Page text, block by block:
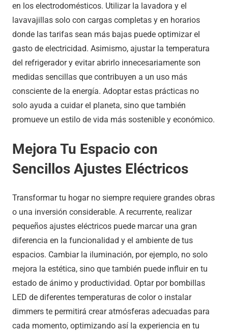
en los electrodomésticos. Utilizar la lavadora y el
lavavajillas solo con cargas completas y en horarios
donde las tarifas sean más bajas puede optimizar el
gasto de electricidad. Asimismo, ajustar la temperatura
del refrigerador y evitar abrirlo innecesariamente son
medidas sencillas que contribuyen a un uso más
consciente de la energía. Adoptar estas prácticas no
solo ayuda a cuidar el planeta, sino que también
promueve un estilo de vida más sostenible y económico.
Mejora Tu Espacio con
Sencillos Ajustes Eléctricos
Transformar tu hogar no siempre requiere grandes obras
o una inversión considerable. A recurrente, realizar
pequeños ajustes eléctricos puede marcar una gran
diferencia en la funcionalidad y el ambiente de tus
espacios. Cambiar la iluminación, por ejemplo, no solo
mejora la estética, sino que también puede influir en tu
estado de ánimo y productividad. Optar por bombillas
LED de diferentes temperaturas de color o instalar
dimmers te permitirá crear atmósferas adecuadas para
cada momento, optimizando así la experiencia en tu